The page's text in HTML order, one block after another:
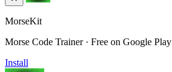
MorseKit
Morse Code Trainer · Free on Google Play
Install